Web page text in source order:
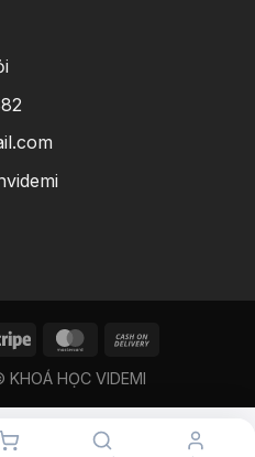
HỌC VIDEMI